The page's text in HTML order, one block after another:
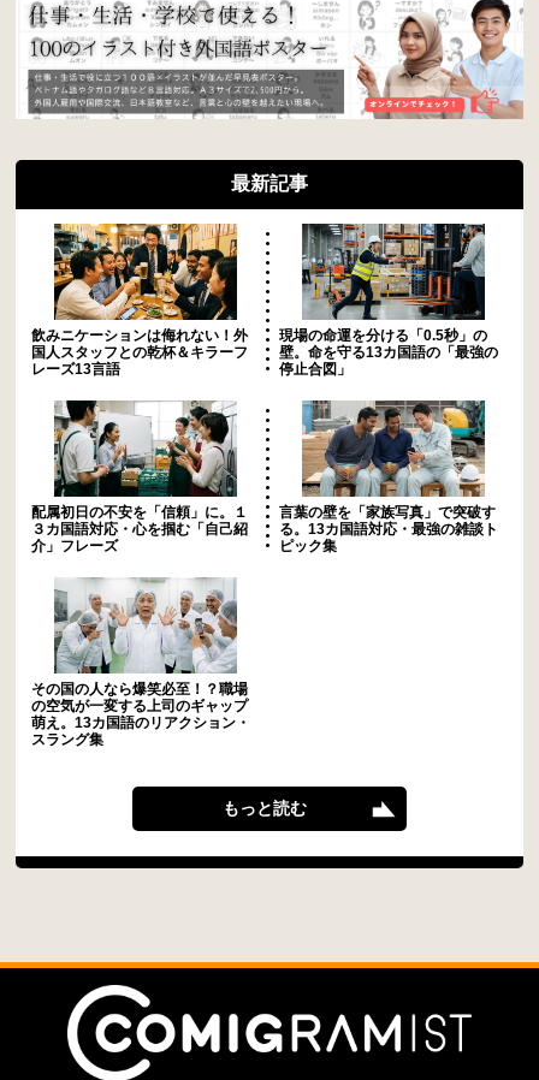
最新記事
飲みニケーションは侮れない！外
国人スタッフとの乾杯＆キラーフ
レーズ13言語
現場の命運を分ける「0.5秒」の
壁。命を守る13カ国語の「最強の
停止合図」
配属初日の不安を「信頼」に。１
３カ国語対応・心を掴む「自己紹
介」フレーズ
言葉の壁を「家族写真」で突破す
る。13カ国語対応・最強の雑談ト
ピック集
その国の人なら爆笑必至！？職場
の空気が一変する上司のギャップ
萌え。13カ国語のリアクション・
スラング集
もっと読む